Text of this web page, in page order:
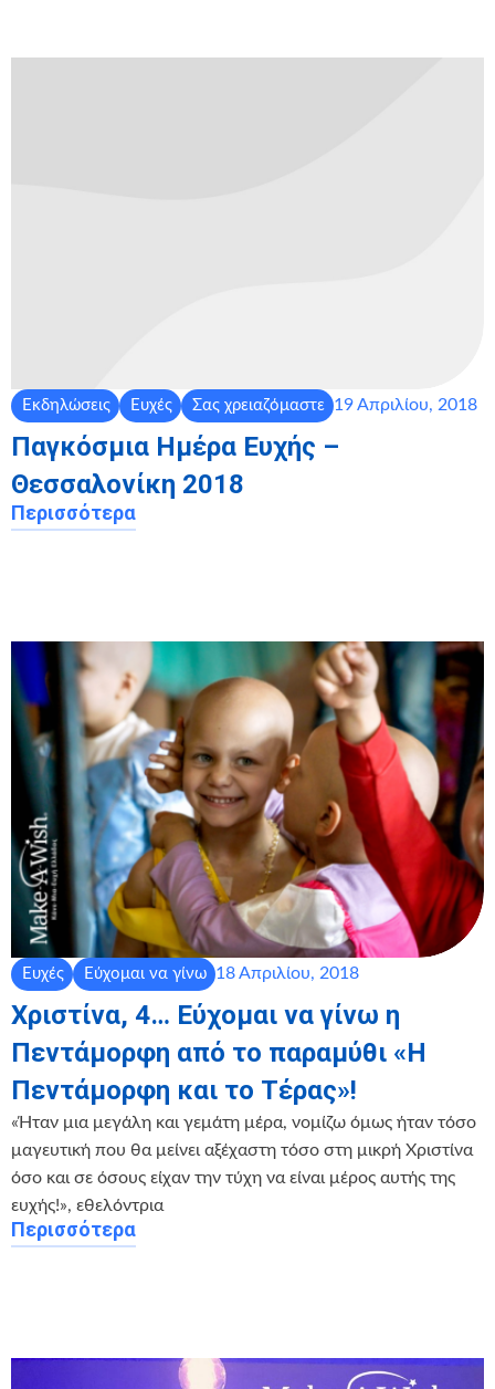
Εκδηλώσεις Ευχές Σας χρειαζόμαστε 19 Απριλίου, 2018
Παγκόσμια Ημέρα Ευχής –
Θεσσαλονίκη 2018
Περισσότερα
Ευχές Εύχομαι να γίνω 18 Απριλίου, 2018
Χριστίνα, 4… Εύχομαι να γίνω η
Πεντάμορφη από το παραμύθι «Η
Πεντάμορφη και το Τέρας»!
«Ήταν μια μεγάλη και γεμάτη μέρα, νομίζω όμως ήταν τόσο
μαγευτική που θα μείνει αξέχαστη τόσο στη μικρή Χριστίνα
όσο και σε όσους είχαν την τύχη να είναι μέρος αυτής της
ευχής!», εθελόντρια
Περισσότερα